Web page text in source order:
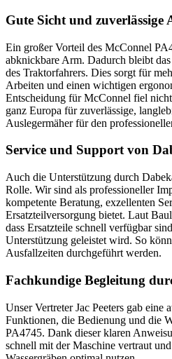
Gute Sicht und zuverlässige
Ein großer Vorteil des McConnel
abknickbare Arm. Dadurch bleibt
des Traktorfahrers. Dies sorgt für
Arbeiten und einen wichtigen
Entscheidung für McConnel fiel
ganz Europa für zuverlässige,
Auslegermäher für den
Service und Support von
Auch die Unterstützung durch
Rolle. Wir sind als professioneller
kompetente Beratung, exzellenten
Ersatzteilversorgung bietet. Laut
dass Ersatzteile schnell verfügbar
Unterstützung geleistet wird. So
Ausfallzeiten durchgeführt werden.
Fachkundige Begleitung
Unser Vertreter Jac Peeters gab
Funktionen, die Bedienung und die
PA4745. Dank dieser klaren
schnell mit der Maschine vertraut